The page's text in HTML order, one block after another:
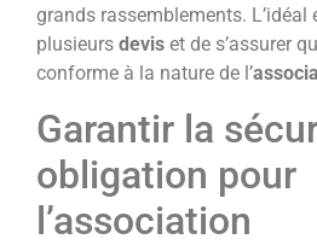
grands rassemblements. L’idéal
plusieurs devis et de s’assurer
conforme à la nature de l’
Garantir la
obligation pour
l’association